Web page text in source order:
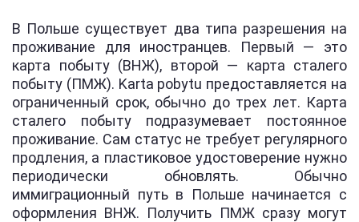
В Польше существует два типа разрешения на
проживание для иностранцев. Первый — это
карта побыту (ВНЖ), второй — карта сталего
побыту (ПМЖ). Karta pobytu предоставляется на
ограниченный срок, обычно до трех лет. Карта
сталего побыту подразумевает постоянное
проживание. Сам статус не требует регулярного
продления, а пластиковое удостоверение нужно
периодически обновлять. Обычно
иммиграционный путь в Польше начинается с
оформления ВНЖ. Получить ПМЖ сразу могут